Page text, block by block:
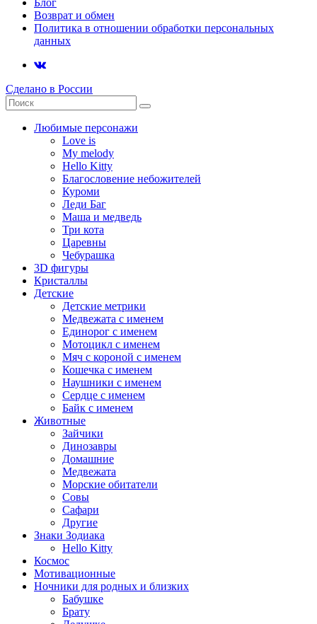
Возврат и обмен
Политика в отношении обработки персональных
данных
Сделано в России
Любимые персонажи
Love is
My melody
Hello Kitty
Благословение небожителей
Куроми
Леди Баг
Маша и медведь
Три кота
Царевны
Чебурашка
3D фигуры
Кристаллы
Детские
Детские метрики
Медвежата с именем
Единорог с именем
Мотоцикл с именем
Мяч с короной с именем
Кошечка с именем
Наушники с именем
Сердце с именем
Байк с именем
Животные
Зайчики
Динозавры
Домашние
Медвежата
Морские обитатели
Совы
Сафари
Другие
Знаки Зодиака
Hello Kitty
Космос
Мотивационные
Ночники для родных и близких
Бабушке
Брату